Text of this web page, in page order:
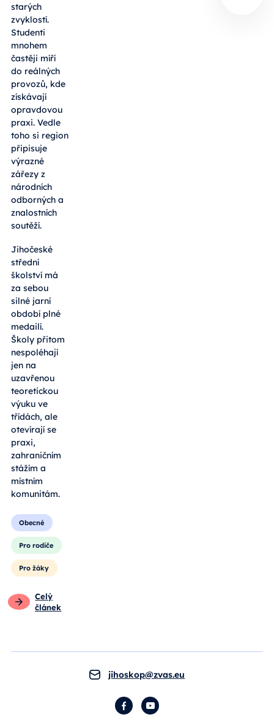
starých
zvyklostí.
Studenti
mnohem
častěji míří
do reálných
provozů, kde
získávají
opravdovou
praxi. Vedle
toho si region
připisuje
výrazné
zářezy z
národních
odborných a
znalostních
soutěží.
Jihočeské
střední
školství má
za sebou
silné jarní
období plné
medailí.
Školy přitom
nespoléhají
jen na
uzavřenou
teoretickou
výuku ve
třídách, ale
otevírají se
praxi,
zahraničním
stážím a
místním
komunitám.
Obecné
Pro rodiče
Pro žáky
Celý
článek
jihoskop@zvas.eu
FacebookYouTube